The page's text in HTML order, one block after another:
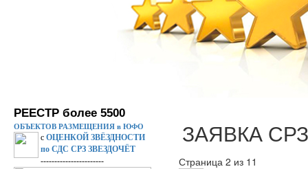
РЕЕСТР более 5500
ОБЪЕКТОВ РАЗМЕЩЕНИЯ в ЮФО
с ОЦЕНКОЙ ЗВЁЗДНОСТИ
по СДС СРЗ ЗВЕЗДОЧЁТ
-----------------------
ЗАЯВКА
Страница 2 из 11